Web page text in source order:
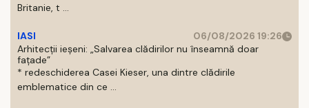
Britanie, t ...
IASI
06/08/2026 19:26
Arhitecții ieșeni: „Salvarea clădirilor nu înseamnă doar
fațade”
* redeschiderea Casei Kieser, una dintre clădirile
emblematice din ce ...